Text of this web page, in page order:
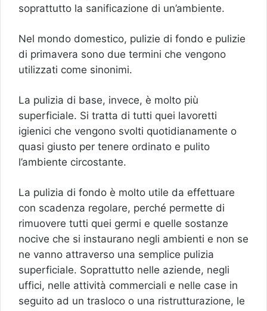
soprattutto la sanificazione di un’ambiente.
Nel mondo domestico, pulizie di fondo e pulizie
di primavera sono due termini che vengono
utilizzati come sinonimi.
La pulizia di base, invece, è molto più
superficiale. Si tratta di tutti quei lavoretti
igienici che vengono svolti quotidianamente o
quasi giusto per tenere ordinato e pulito
l’ambiente circostante.
La pulizia di fondo è molto utile da effettuare
con scadenza regolare, perché permette di
rimuovere tutti quei germi e quelle sostanze
nocive che si instaurano negli ambienti e non se
ne vanno attraverso una semplice pulizia
superficiale. Soprattutto nelle aziende, negli
uffici, nelle attività commerciali e nelle case in
seguito ad un trasloco o una ristrutturazione, le